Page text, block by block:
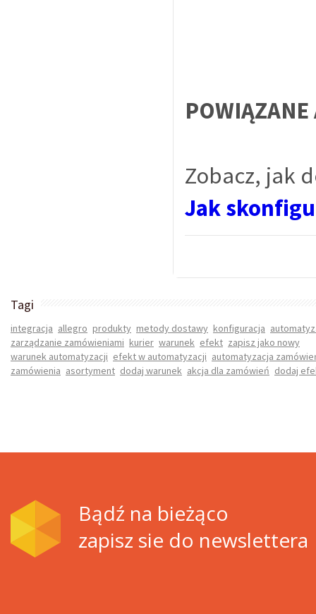
POWIĄZANE
Zobacz, jak
Jak
Tagi
integracja allegro produkty metody dostawy konfiguracja
zarządzanie zamówieniami kurier warunek efekt zapisz jako nowy
warunek automatyzacji efekt w automatyzacji automatyzacja
zamówienia asortyment dodaj warunek akcja dla zamówień dodaj
Bądź na bieżąco
zapisz sie do newslettera